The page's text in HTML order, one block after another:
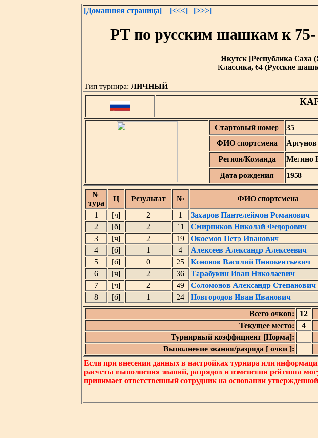
[Домашняя страница] [<<<] [>>>]
РТ по русским шашкам к
Якутск [Республика Саха
Классика, 64 (Русские
Тип турнира: ЛИЧНЫЙ
Стартовый номер 35
ФИО спортсмена
Регион/Команда
Мегино
Дата рождения
1958
№
тура
Ц Результат № ФИО спортсмена
1
[ч] 2 1 Захаров Пантелеймон Романович
2
[б] 2 11 Смирников Николай Федорович
3
[ч] 2 19 Окоемов Петр Иванович
4
[б] 1 4 Алексеев Александр Алексеевич
5
[б] 0 25 Кононов Василий Иннокентьевич
6
[ч] 2 36 Тарабукин Иван Николаевич
7
[ч] 2 49 Соломонов Александр Степанович
8
[б] 1 24 Новгородов Иван Иванович
Всего очков:
12
Текущее место:
4
Турнирный коэффициент [Норма]:
Выполнение звания/разряда [ очки ]:
Если при внесении данных в настройках турнира или
расчеты выполнения званий, разрядов и изменения рейтинга
принимает ответственный сотрудник на основании